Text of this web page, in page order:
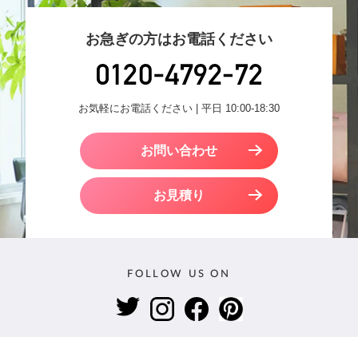
お急ぎの方はお電話ください
お気軽にお電話ください | 平日 10:00-18:30
お問い合わせ
お見積り
FOLLOW US ON